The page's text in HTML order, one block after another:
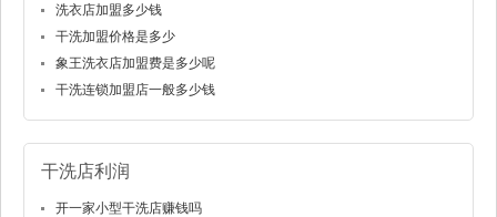
洗衣店加盟多少钱
干洗加盟价格是多少
象王洗衣店加盟费是多少呢
干洗连锁加盟店一般多少钱
干洗店利润
开一家小型干洗店赚钱吗